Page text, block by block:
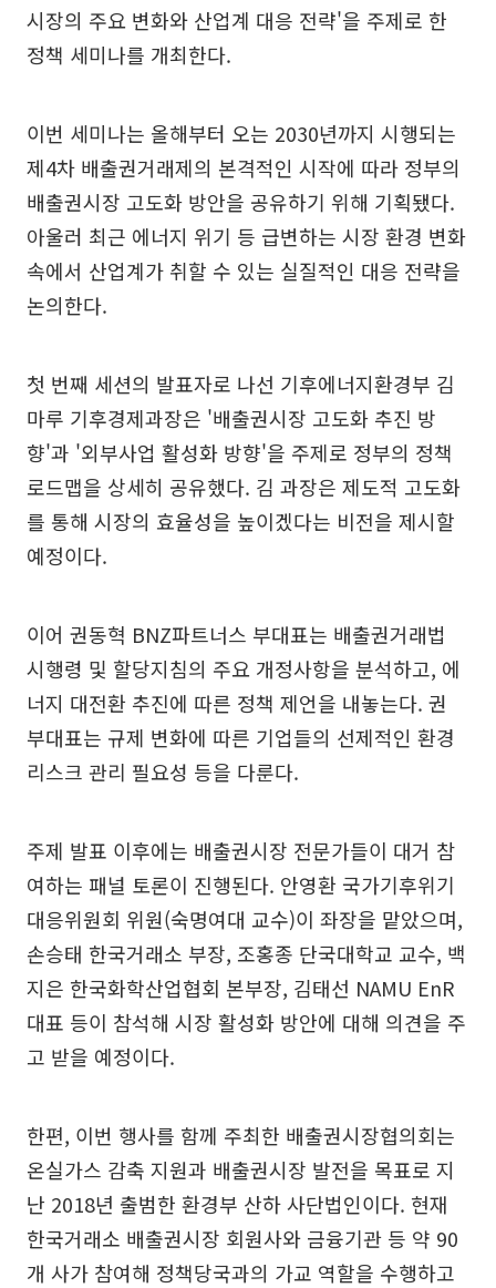
시장의 주요 변화와 산업계 대응 전략'을 주제로 한
정책 세미나를 개최한다.
이번 세미나는 올해부터 오는 2030년까지 시행되는
제4차 배출권거래제의 본격적인 시작에 따라 정부의
배출권시장 고도화 방안을 공유하기 위해 기획됐다.
아울러 최근 에너지 위기 등 급변하는 시장 환경 변화
속에서 산업계가 취할 수 있는 실질적인 대응 전략을
논의한다.
첫 번째 세션의 발표자로 나선 기후에너지환경부 김
마루 기후경제과장은 '배출권시장 고도화 추진 방
향'과 '외부사업 활성화 방향'을 주제로 정부의 정책
로드맵을 상세히 공유했다. 김 과장은 제도적 고도화
를 통해 시장의 효율성을 높이겠다는 비전을 제시할
예정이다.
이어 권동혁 BNZ파트너스 부대표는 배출권거래법
시행령 및 할당지침의 주요 개정사항을 분석하고, 에
너지 대전환 추진에 따른 정책 제언을 내놓는다. 권
부대표는 규제 변화에 따른 기업들의 선제적인 환경
리스크 관리 필요성 등을 다룬다.
주제 발표 이후에는 배출권시장 전문가들이 대거 참
여하는 패널 토론이 진행된다. 안영환 국가기후위기
대응위원회 위원(숙명여대 교수)이 좌장을 맡았으며,
손승태 한국거래소 부장, 조홍종 단국대학교 교수, 백
지은 한국화학산업협회 본부장, 김태선 NAMU EnR
대표 등이 참석해 시장 활성화 방안에 대해 의견을 주
고 받을 예정이다.
한편, 이번 행사를 함께 주최한 배출권시장협의회는
온실가스 감축 지원과 배출권시장 발전을 목표로 지
난 2018년 출범한 환경부 산하 사단법인이다. 현재
한국거래소 배출권시장 회원사와 금융기관 등 약 90
개 사가 참여해 정책당국과의 가교 역할을 수행하고